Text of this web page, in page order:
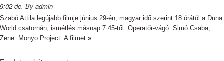
9:02 de. By admin
Szabó Attila legújabb filmje június 29-én, magyar idő szerint 18 órától a Duna
World csatornán, ismétlés másnap 7:45-től. Operatőr-vágó: Simó Csaba,
Zene: Monyo Project. A filmet »